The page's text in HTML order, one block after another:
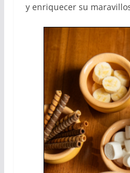
y enriquecer su